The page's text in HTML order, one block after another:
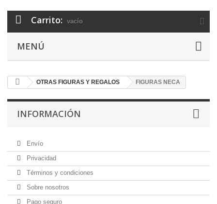
Carrito: vacío
MENÚ
OTRAS FIGURAS Y REGALOS FIGURAS NECA
INFORMACIÓN
Envío
Privacidad
Términos y condiciones
Sobre nosotros
Pago seguro